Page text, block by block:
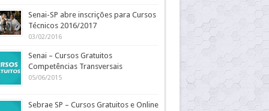
Senai-SP abre inscrições para Cursos
Técnicos 2016/2017
03/02/2016
Senai – Cursos Gratuitos
Competências Transversais
05/06/2015
Sebrae SP – Cursos Gratuitos e Online